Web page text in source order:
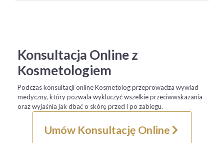
Konsultacja Online z
Kosmetologiem
Podczas konsultacji online Kosmetolog przeprowadza wywiad
medyczny, który pozwala wykluczyć wszelkie przeciwwskazania
oraz wyjaśnia jak dbać o skórę przed i po zabiegu.
Umów Konsultację Online